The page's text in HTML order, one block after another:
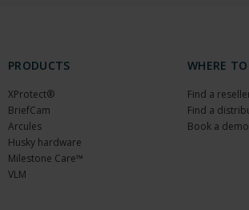
PRODUCTS
XProtect®
BriefCam
Arcules
Husky hardware
Milestone Care™
VLM
WHERE
Find a
Find a
Book a demo